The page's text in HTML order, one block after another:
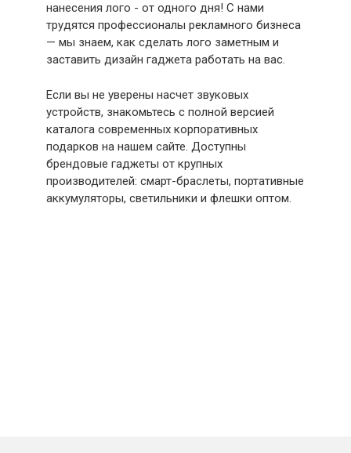
нанесения лого - от одного дня! С нами
трудятся профессионалы рекламного бизнеса
— мы знаем, как сделать лого заметным и
заставить дизайн гаджета работать на вас.
Если вы не уверены насчет звуковых
устройств, знакомьтесь с полной версией
каталога современных корпоративных
подарков на нашем сайте. Доступны
брендовые гаджеты от крупных
производителей: смарт-браслеты, портативные
аккумуляторы, светильники и флешки оптом.